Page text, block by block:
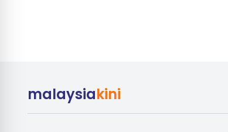
malaysiakini